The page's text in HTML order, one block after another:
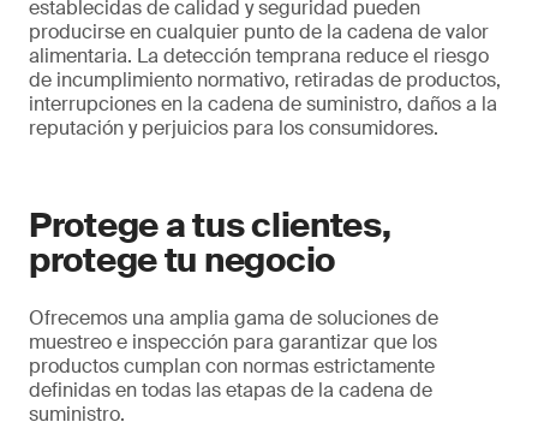
establecidas de calidad y seguridad pueden
producirse en cualquier punto de la cadena de valor
alimentaria. La detección temprana reduce el riesgo
de incumplimiento normativo, retiradas de productos,
interrupciones en la cadena de suministro, daños a la
reputación y perjuicios para los consumidores.
Protege a tus clientes,
protege tu negocio
Ofrecemos una amplia gama de soluciones de
muestreo e inspección para garantizar que los
productos cumplan con normas estrictamente
definidas en todas las etapas de la cadena de
suministro.